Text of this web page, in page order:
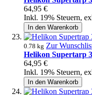
64,95 €
Inkl. 19% Steuern,
In den Warenkorb
0.78 kg Zur
Helikon Supertarp
64,95 €
Inkl. 19% Steuern,
In den Warenkorb